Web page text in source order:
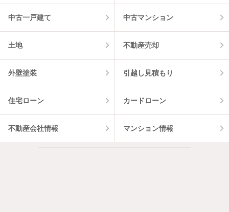
中古一戸建て 中古マンション
土地 不動産売却
外壁塗装 引越し見積もり
住宅ローン カードローン
不動産会社情報 マンション情報